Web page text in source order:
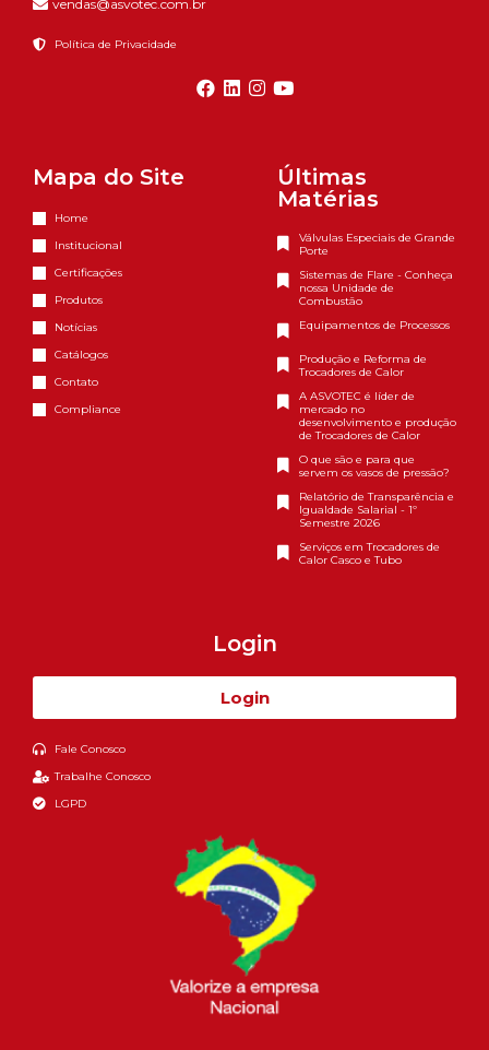
vendas@asvotec.com.br
Política de Privacidade
Mapa do Site
Home
Institucional
Certificações
Produtos
Notícias
Catálogos
Contato
Compliance
Últimas
Matérias
Válvulas Especiais de Grande
Porte
Sistemas de Flare - Conheça
nossa Unidade de
Combustão
Equipamentos de Processos
Produção e Reforma de
Trocadores de Calor
A ASVOTEC é líder de
mercado no
desenvolvimento e produção
de Trocadores de Calor
O que são e para que
servem os vasos de pressão?
Relatório de Transparência e
Igualdade Salarial - 1º
Semestre 2026
Serviços em Trocadores de
Calor Casco e Tubo
Login
Login
Fale Conosco
Trabalhe Conosco
LGPD